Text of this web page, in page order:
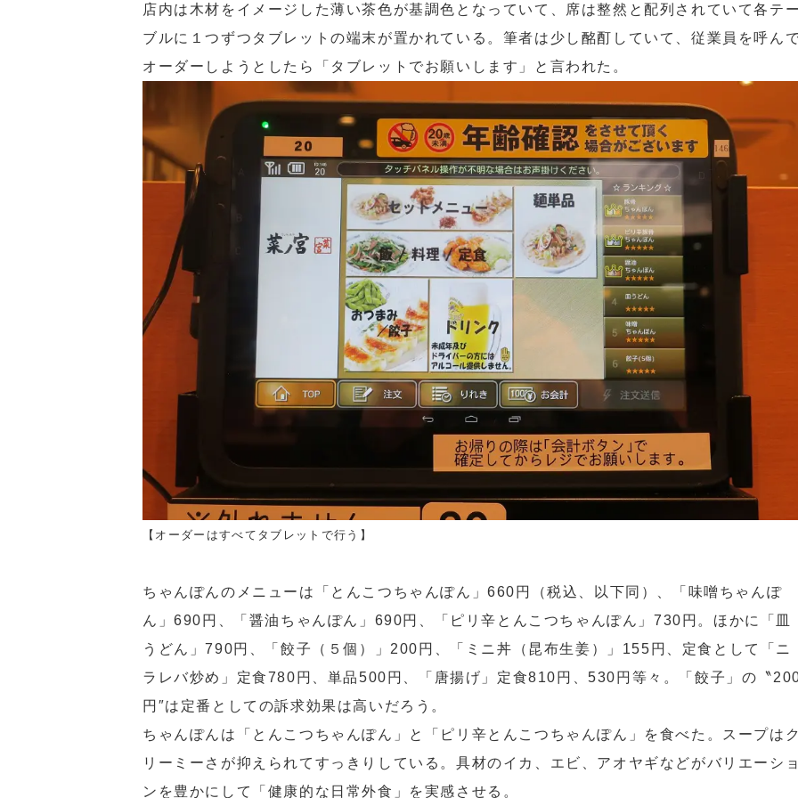
店内は木材をイメージした薄い茶色が基調色となっていて、席は整然と配列されていて各テ
ブルに１つずつタブレットの端末が置かれている。筆者は少し酩酊していて、従業員を呼ん
オーダーしようとしたら「タブレットでお願いします」と言われた。
【オーダーはすべてタブレットで行う】
ちゃんぽんのメニューは「とんこつちゃんぽん」660円（税込、以下同）、「味噌ちゃんぽ
ん」690円、「醤油ちゃんぽん」690円、「ピリ辛とんこつちゃんぽん」730円。ほかに「皿
うどん」790円、「餃子（５個）」200円、「ミニ丼（昆布生姜）」155円、定食として「ニ
ラレバ炒め」定食780円、単品500円、「唐揚げ」定食810円、530円等々。「餃子」の〝
円″は定番としての訴求効果は高いだろう。
ちゃんぽんは「とんこつちゃんぽん」と「ピリ辛とんこつちゃんぽん」を食べた。スープは
リーミーさが抑えられてすっきりしている。具材のイカ、エビ、アオヤギなどがバリエーシ
ンを豊かにして「健康的な日常外食」を実感させる。